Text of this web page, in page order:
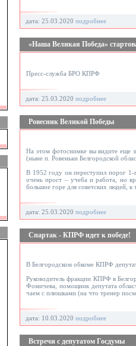
дата: 25.03.2020 подробнее
«Наша Великая Победа»
Пресс-служба БРО КПРФ
дата: 25.03.2020 подробнее
Ровесник Великой Победы
На этом фотоснимке вы видите еще
(ныне п. Ровеньки Белгородской
В 1952 году он переступил порог 1-
очень прост – учеба и работа, но
большое горе для советских людей,
дата: 25.03.2020 подробнее
Спартак - КПРФ идет к победе!
В Белгородском обкоме КПРФ
Руководитель фракции КПРФ в
Фомичева, помощник депутата
чаем с плюшками (на что тренер
дата: 10.03.2020 подробнее
Встречи с депутатом Госдумы